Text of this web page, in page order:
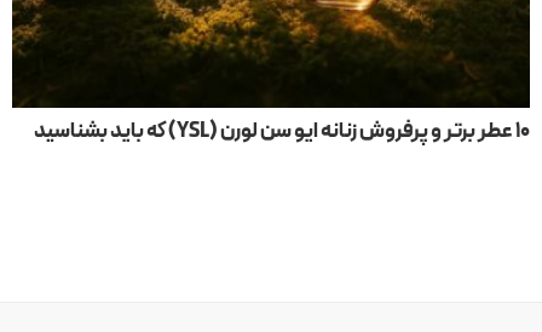
۱۰ عطر برتر و پرفروش زنانه ایو سن لورن (YSL) که باید بشناسید